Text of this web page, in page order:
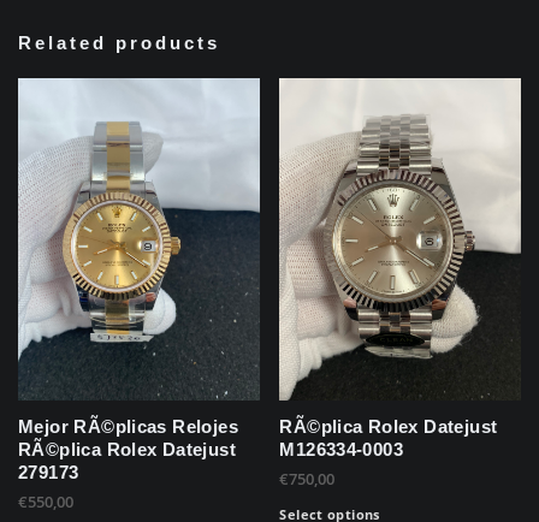
Related products
Mejor RÃ©plicas Relojes
RÃ©plica Rolex Datejust
279173
€550,00
RÃ©plica Rolex Datejust
M126334-0003
€750,00
Select options